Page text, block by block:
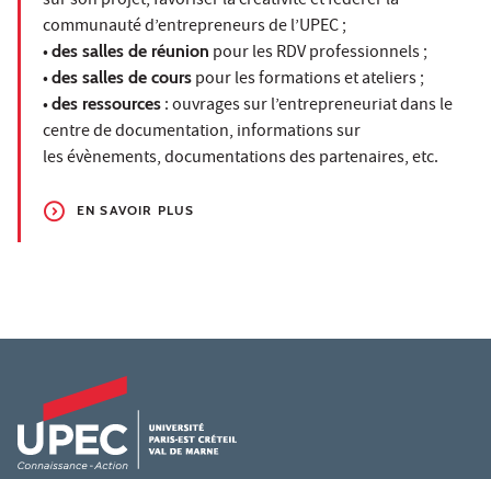
communauté d’entrepreneurs de l’UPEC ;
•des salles de réunion pour les RDV professionnels ;
•des salles de cours pour les formations et ateliers ;
•des ressources : ouvrages sur l’entrepreneuriat dans le
centre de documentation, informations sur
les évènements, documentations des partenaires, etc.
EN SAVOIR PLUS